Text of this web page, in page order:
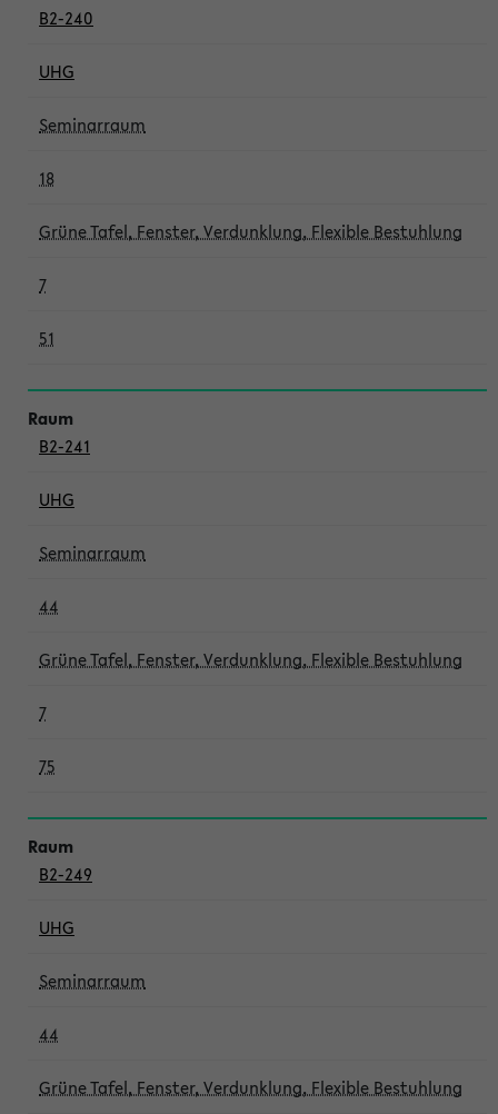
B2-240
UHG
Seminarraum
18
Grüne Tafel, Fenster, Verdunklung, Flexible Bestuhlung
7
51
B2-241
UHG
Seminarraum
44
Grüne Tafel, Fenster, Verdunklung, Flexible Bestuhlung
7
75
B2-249
UHG
Seminarraum
44
Grüne Tafel, Fenster, Verdunklung, Flexible Bestuhlung